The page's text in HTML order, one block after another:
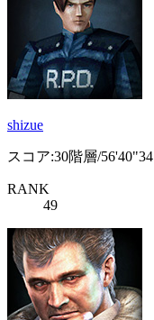
shizue
スコア:30階層/56'40"34
RANK
49